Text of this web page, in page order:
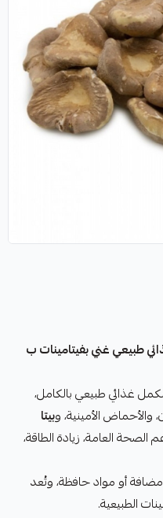
غذائي طبيعي بالكامل،
والأحماض الأمينية، وبيتا
الصحة العامة، زيادة الطاقة،
أو مواد حافظة، وتُعد
الطبيعية.